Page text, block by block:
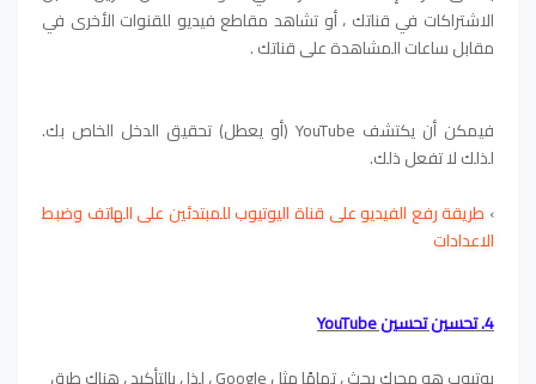
الاشتراكات في قناتك ، أو تشاهد مقاطع فيديو للقنوات الأخرى في
مقابل ساعات المشاهدة على قناتك .
فيمكن أن يكتشف YouTube (أو يعطل) تحقيق الدخل الخاص بك.
لذلك لا تفعل ذلك.
› طريقة رفع الفيديو على قناة اليوتيوب للمبتدئين على الهاتف وضبط
الاعدادات
4. تحسين تحسين YouTube
يوتيوب هو محرك بحث ، تمامًا مثل Google ، لذا ، بالتأكيد ، هناك طرق